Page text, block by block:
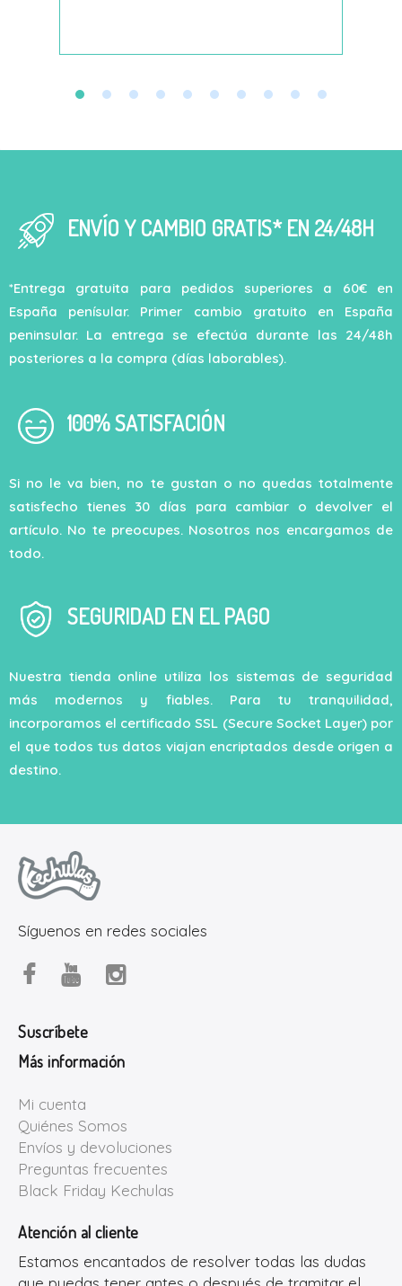
ENVÍO Y CAMBIO GRATIS* EN 24/48H
*Entrega gratuita para pedidos superiores a 60€ en
España penísular. Primer cambio gratuito en España
peninsular. La entrega se efectúa durante las 24/48h
posteriores a la compra (días laborables).
100% SATISFACIÓN
Si no le va bien, no te gustan o no quedas totalmente
satisfecho tienes 30 días para cambiar o devolver el
artículo. No te preocupes. Nosotros nos encargamos de
todo.
SEGURIDAD EN EL PAGO
Nuestra tienda online utiliza los sistemas de seguridad
más modernos y fiables. Para tu tranquilidad,
incorporamos el certificado SSL (Secure Socket Layer) por
el que todos tus datos viajan encriptados desde origen a
destino.
Síguenos en redes sociales
Suscríbete
Más información
Mi cuenta
Quiénes Somos
Envíos y devoluciones
Preguntas frecuentes
Black Friday Kechulas
Atención al cliente
Estamos encantados de resolver todas las dudas